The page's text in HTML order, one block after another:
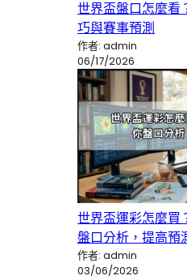
世界盃盤口怎麼看
巧與賽事預測
作者: admin
06/17/2026
世界盃運彩怎麼買
盤口分析，提高預
作者: admin
03/06/2026